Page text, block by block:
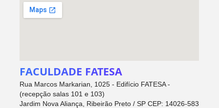
FACULDADE FATESA
Rua Marcos Markarian, 1025 - Edifício FATESA -
(recepção salas 101 e 103)
Jardim Nova Aliança, Ribeirão Preto / SP CEP: 14026-583